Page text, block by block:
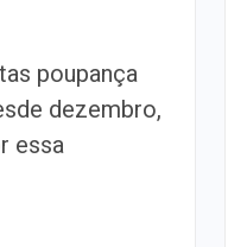
poupança
dezembro,
essa